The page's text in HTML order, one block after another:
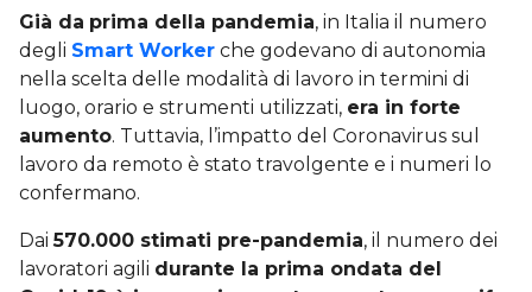
Già da prima della pandemia, in Italia il numero
degli Smart Worker che godevano di autonomia
nella scelta delle modalità di lavoro in termini di
luogo, orario e strumenti utilizzati, era in forte
aumento. Tuttavia, l’impatto del Coronavirus sul
lavoro da remoto è stato travolgente e i numeri lo
confermano.
Dai570.000 stimati pre-pandemia, il numero dei
lavoratori agili durante la prima ondata del